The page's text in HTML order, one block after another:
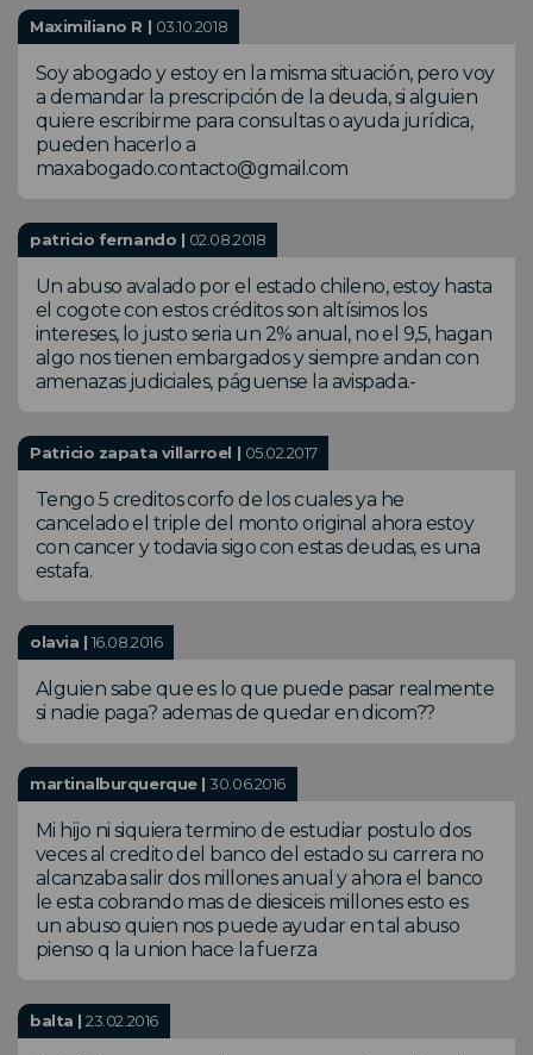
Maximiliano R | 03.10.2018
Soy abogado y estoy en la misma situación, pero voy
a demandar la prescripción de la deuda, si alguien
quiere escribirme para consultas o ayuda jurídica,
pueden hacerlo a
maxabogado.contacto@gmail.com
patricio fernando | 02.08.2018
Un abuso avalado por el estado chileno, estoy hasta
el cogote con estos créditos son altísimos los
intereses, lo justo seria un 2% anual, no el 9,5, hagan
algo nos tienen embargados y siempre andan con
amenazas judiciales, páguense la avispada.-
Patricio zapata villarroel | 05.02.2017
Tengo 5 creditos corfo de los cuales ya he
cancelado el triple del monto original ahora estoy
con cancer y todavia sigo con estas deudas, es una
estafa.
olavia | 16.08.2016
Alguien sabe que es lo que puede pasar realmente
si nadie paga? ademas de quedar en dicom??
martinalburquerque |30.06.2016
Mi hijo ni siquiera termino de estudiar postulo dos
veces al credito del banco del estado su carrera no
alcanzaba salir dos millones anual y ahora el banco
le esta cobrando mas de diesiceis millones esto es
un abuso quien nos puede ayudar en tal abuso
pienso q la union hace la fuerza
balta |23.02.2016